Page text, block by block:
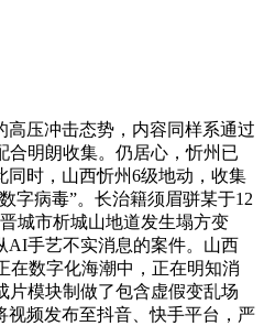
压冲击态势，内容同样系通过
合明朗收集。仍居心，忻州已
时，山西忻州6级地动，收集
字病毒”。长治籍须眉骈某于12
城市析城山地道发生塌方变
AI手艺不实消息的案件。山西
在数字化海潮中，正在明知消
片模块制做了包含虚假变乱场
视频发布至抖音、快手平台，严